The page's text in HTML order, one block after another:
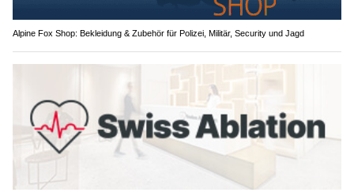
Alpine Fox Shop: Bekleidung & Zubehör für Polizei, Militär, Security und Jagd